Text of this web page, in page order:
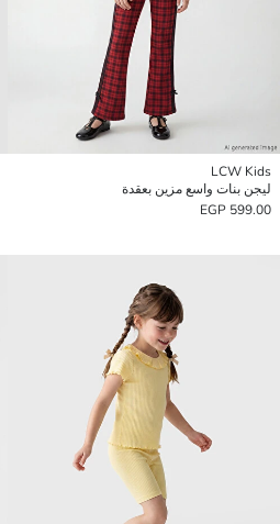
LCW Kids
ليجن بنات واسع مزين بعقدة
599.00 EGP